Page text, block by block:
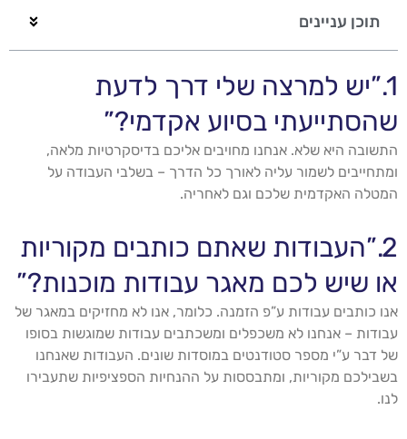
תוכן עניינים
1.”יש למרצה שלי דרך לדעת
שהסתייעתי בסיוע אקדמי?”
התשובה היא שלא. אנחנו מחויבים אליכם בדיסקרטיות מלאה,
ומתחייבים לשמור עליה לאורך כל הדרך – בשלבי העבודה על
המטלה האקדמית שלכם וגם לאחריה.
2.”העבודות שאתם כותבים מקוריות
או שיש לכם מאגר עבודות מוכנות?”
אנו כותבים עבודות ע”פ הזמנה. כלומר, אנו לא מחזיקים במאגר של
עבודות – אנחנו לא משכפלים ומשכתבים עבודות שמוגשות בסופו
של דבר ע”י מספר סטודנטים במוסדות שונים. העבודות שאנחנו
בשבילכם מקוריות, ומתבססות על ההנחיות הספציפיות שתעבירו
לנו.